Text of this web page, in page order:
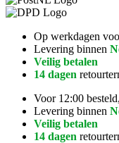
Op werkdagen
Levering binnen
Veilig betalen
14 dagen
Voor 12:00
Levering binnen
Veilig betalen
14 dagen